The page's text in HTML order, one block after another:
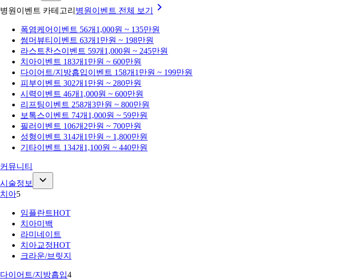
병원이벤트 카테고리 병원이벤트 전체 보기
폭염케어 이벤트 56개 1,000원 ~ 135만원
썸머뷰티 이벤트 63개 1만원 ~ 198만원
라스트찬스이벤트 59개 1,000원 ~ 245만원
치아이벤트 183개 1만원 ~ 600만원
다이어트/지방흡입이벤트 158개 1만원 ~ 199만원
피부이벤트 302개 1만원 ~ 280만원
시력이벤트 46개 1,000원 ~ 600만원
리프팅이벤트 258개3만원 ~ 800만원
보톡스이벤트 74개 1,000원 ~ 59만원
필러 이벤트 106개 2만원 ~ 700만원
성형이벤트 314개 1만원 ~ 1,800만원
기타이벤트 134개 1,100원 ~ 440만원
커뮤니티
시술정보
치아5
임플란트HOT
치아미백
라미네이트
치아교정HOT
크라운/브릿지
다이어트/지방흡입4